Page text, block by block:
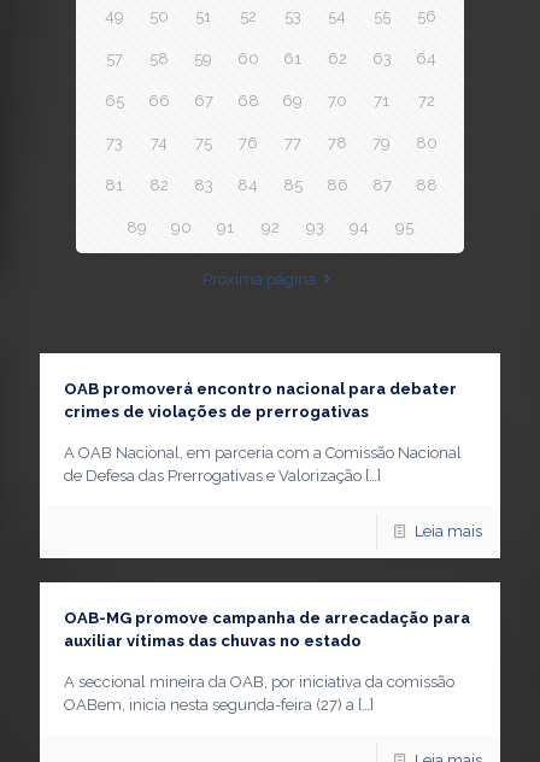
49 50 51 52 53 54 55 56
57 58 59 60 61 62 63 64
65 66 67 68 69 70 71 72
73 74 75 76 77 78 79 80
81 82 83 84 85 86 87 88
89 90 91 92 93 94 95
Próxima página
OAB promoverá encontro nacional para debater
crimes de violações de prerrogativas
A OAB Nacional, em parceria com a Comissão Nacional
de Defesa das Prerrogativas e Valorização […]
Leia mais
OAB-MG promove campanha de arrecadação para
auxiliar vítimas das chuvas no estado
A seccional mineira da OAB, por iniciativa da comissão
OABem, inicia nesta segunda-feira (27) a […]